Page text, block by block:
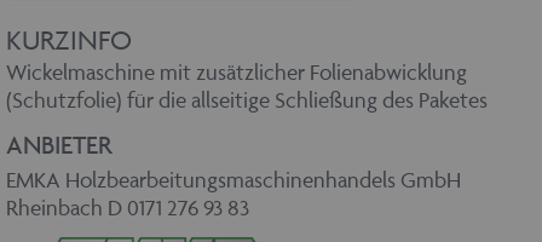
KURZINFO
Wickelmaschine mit zusätzlicher Folienabwicklung
(Schutzfolie) für die allseitige Schließung des Paketes
ANBIETER
EMKA Holzbearbeitungsmaschinenhandels GmbH
Rheinbach D 0171 276 93 83